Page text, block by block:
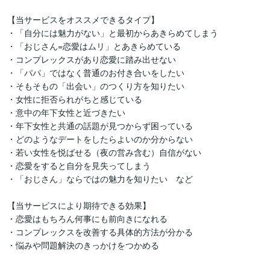
【当サービスをオススメできるタイプ】
・「自分には魅力がない」と最初からあきらめてしまう
・「おじさん=恋愛はムリ」とあきらめている
・コンプレックスがあり恋愛に踏み出せない
・「パパ」ではなく普通のお付き合いをしたい
・そもそもの「出会い」のつくり方を知りたい
・女性に拒否られがちと感じている
・意中の年下女性と近づきたい
・年下女性と共通の話題が見つからず困っている
・どのようなデートをしたらよいのか分からない
・若い女性を悦ばせる（夜の営み含む）自信がない
・恋愛をすると自分を見失ってしまう
・「おじさん」ならではの魅力を知りたい　など
【当サービスにより期待できる効果】
・恋愛はもちろん何事にも前向きになれる
・コンプレックスを改善する具体的方法が分かる
・悩みや問題解決のきっかけをつかめる